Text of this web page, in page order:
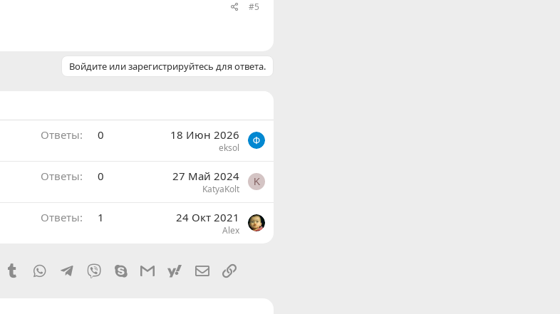
#5
Войдите или зарегистрируйтесь для ответа.
Ответы 0 18 Июн 2026
eksol
Ответы 0 27 Май 2024
KatyaKolt
K
Ответы 1 24 Окт 2021
Alex
PinterestTumblr WhatsAppTelegram
Viber SkypeGmailyahoomailЭлектронная почта